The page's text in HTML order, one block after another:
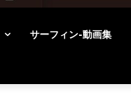
サーフィン-動画集